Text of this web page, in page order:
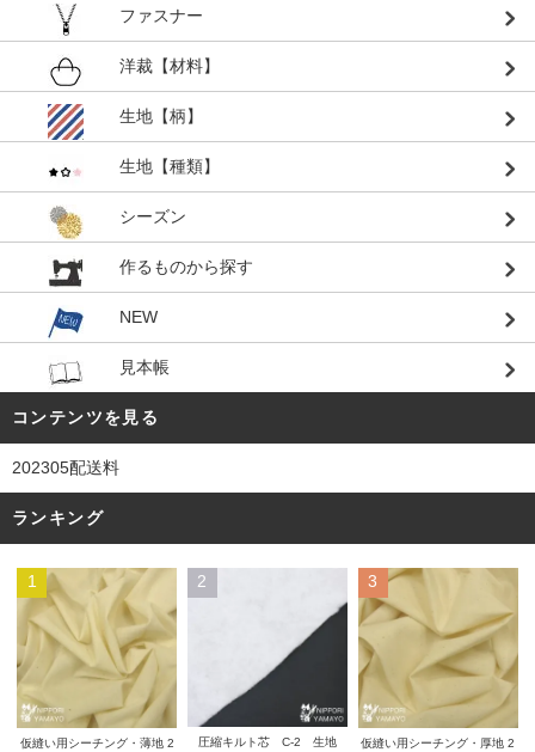
ファスナー
洋裁【材料】
生地【柄】
生地【種類】
シーズン
作るものから探す
NEW
見本帳
コンテンツを見る
202305配送料
ランキング
1
仮縫い用シーチング・薄地 2
2
圧縮キルト芯 C-2 生地
3
仮縫い用シーチング・厚地 2